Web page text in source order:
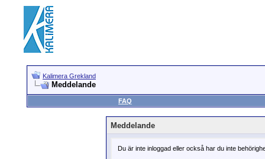
Kalimera Grekland
Meddelande
FAQ
Meddelande
Du är inte inloggad eller också har du inte